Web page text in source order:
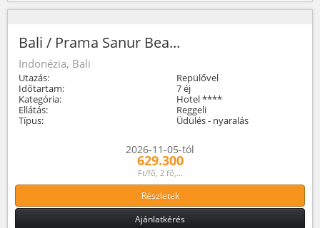
Bali / Prama Sanur Bea...
Indonézia, Bali
Utazás:
Repülővel
Időtartam:
7 éj
Kategória:
Hotel ****
Ellátás:
Reggeli
Típus:
Üdülés - nyaralás
2026-11-05-tól
629.300
Ft/fő, 2 fő,...
Részletek
Ajánlatkérés